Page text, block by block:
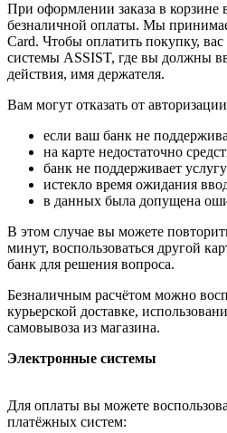
При оформлении заказа в корзине
безналичной оплаты. Мы
Card. Чтобы оплатить покупку,
системы ASSIST, где вы должны
действия, имя держателя.
Вам могут отказать от
если ваш банк не
на карте недостаточно
банк не поддерживает
истекло время ожидания
в данных была допущена
В этом случае вы можете
минут, воспользоваться другой
банк для решения вопроса.
Безналичным расчётом можно
курьерской доставке,
самовывоза из магазина.
Электронные системы
Для оплаты вы можете
платёжных систем: